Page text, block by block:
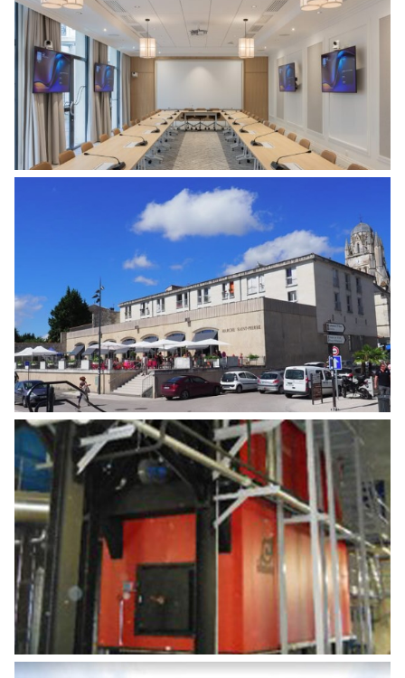
TRANSFORMATION D’ESPACES DE
BUREAUX
Tertiaire
RESTRUCTURATION ET RÉNOVATION
ÉNERGÉTIQUE – MARCHÉ CENTRAL
COUVERT ET 20 LOGEMENTS
Energies,Logement
CONSTRUCTION D’UNE CHAUFFERIE
BIOMASSE
Energies